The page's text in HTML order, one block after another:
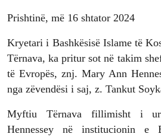
Prishtinë, më 16 shtator 2024
Kryetari i Bashkësisë Islame të
Tërnava, ka pritur sot në takim
të Evropës, znj. Mary Ann
nga zëvendësi i saj, z. Tankut
Myftiu Tërnava fillimisht i
Hennessey në institucionin e